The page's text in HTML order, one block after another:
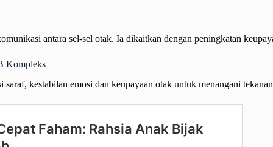
antara sel-sel otak. Ia dikaitkan dengan peningkatan
Kompleks
kestabilan emosi dan keupayaan otak untuk menangani